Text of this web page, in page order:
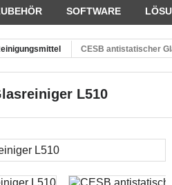
SOFTWARE
CESB antistatischer
L510